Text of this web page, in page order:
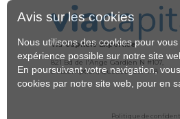
Via Capitale Expertise
821 Bd de l'Ange Gardien N #107,
L'Assomption, Quebec J5W 1P8
Politique de
Avis sur les cookies
Nous utilisons des cookies pour
expérience possible sur notre site
En poursuivant votre navigation,
cookies par notre site web, pour en